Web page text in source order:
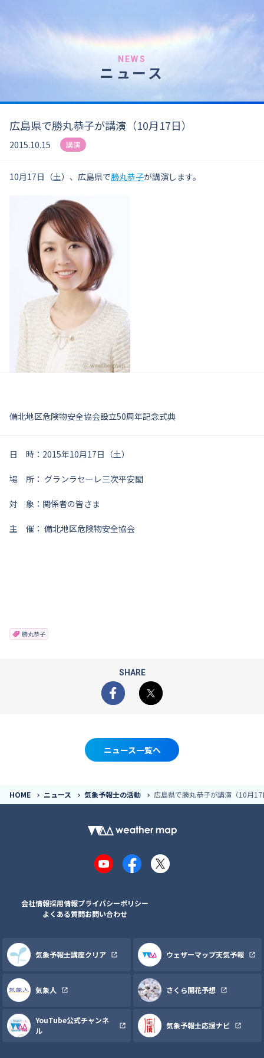
NEWS
ニュース
広島県で勝丸恭子が講演（10月17日）
2015.10.15 講演
10月17日（土）、広島県で勝丸恭子が講演します。
備北地区危険物安全協会設立50周年記念式典
日 時：2015年10月17日（土）
場 所： グランラセーレ三次平安閣
対 象：関係者の皆さま
主 催： 備北地区危険物安全協会
勝丸恭子
SHARE
Facebook
X
ニュース一覧へ
HOME ニュース 気象予報士の活動 広島県で勝丸恭子が講演（10月17
YouTubeFacebook
X
会社情報採用情報プライバシーポリシー
よくある質問お問い合わせ
気象予報士講座クリア ウェザーマップ天気予報
気象人 さくら開花予想
YouTube公式チャンネ
ル
気象予報士応援ナビ